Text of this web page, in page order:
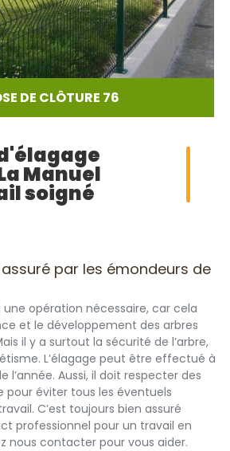
DE CLÔTURE 76
Manuel
soigné
par les émondeurs de
une opération nécessaire, car cela
et le développement des arbres
il y a surtout la sécurité de l’arbre,
L’élagage peut être effectué à
l’année. Aussi, il doit respecter des
pour éviter tous les éventuels
C’est toujours bien assuré
professionnel pour un travail en
nous contacter pour vous aider.